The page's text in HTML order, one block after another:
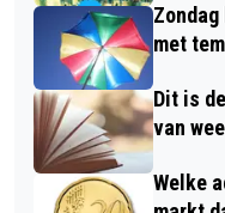
met
Dit is
van
Welke